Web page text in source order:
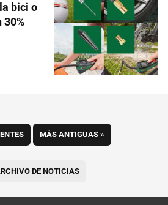
bici o
30%
MÁS ANTIGUAS »
DE NOTICIAS